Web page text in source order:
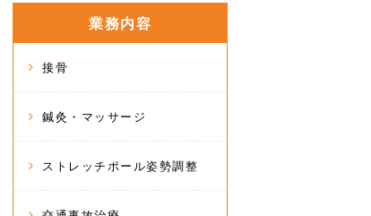
業務内容
接骨
鍼灸・マッサージ
ストレッチポール姿勢調整